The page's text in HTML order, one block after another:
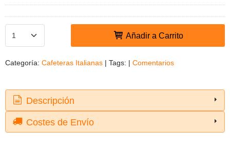
Añadir a Carrito
Categoría: Cafeteras Italianas | Tags: | Comentarios
Descripción
Costes de Envío